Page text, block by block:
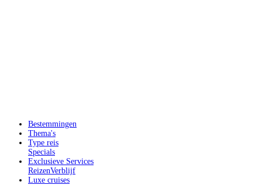
Bestemmingen
Thema's
Type reis
Specials
Exclusieve Services
ReizenVerblijf
Luxe cruises